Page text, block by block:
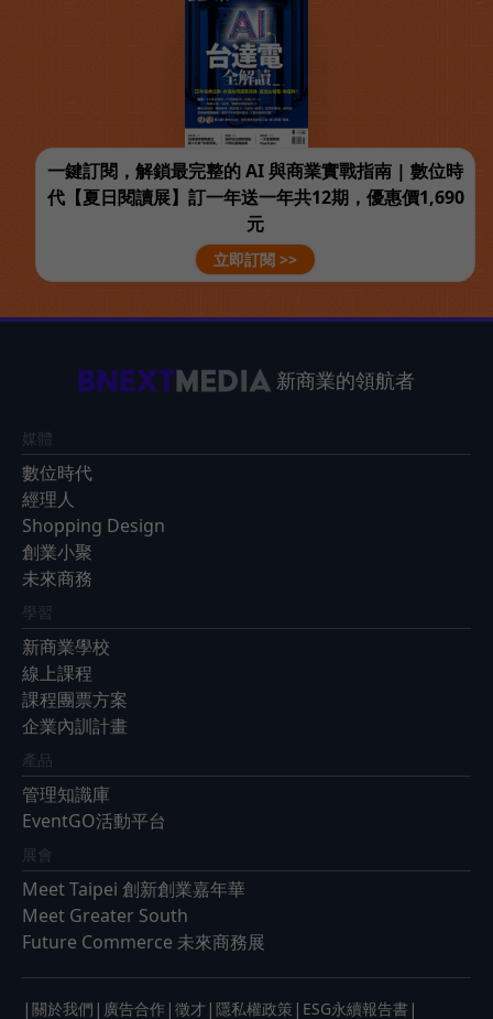
一鍵訂閱，解鎖最完整的 AI 與商業實戰指南 | 數位時
代【夏日閱讀展】訂一年送一年共12期，優惠價1,690
元
立即訂閱 >>
新商業的領航者
媒體
數位時代
經理人
Shopping Design
創業小聚
未來商務
學習
新商業學校
線上課程
課程團票方案
企業內訓計畫
產品
管理知識庫
EventGO活動平台
展會
Meet Taipei 創新創業嘉年華
Meet Greater South
Future Commerce 未來商務展
| 關於我們 | 廣告合作 | 徵才 | 隱私權政策 | ESG永續報告書 |